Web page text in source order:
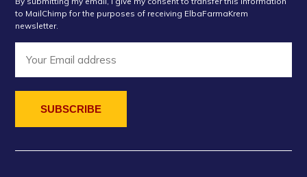
to MailChimp for the purposes of receiving ElbaFarmaKrem
newsletter.